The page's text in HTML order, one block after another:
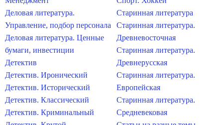
Деловая литература.
Управление, подбор персонала
Деловая литература. Ценные
бумаги, инвестиции
Детектив
Детектив. Иронический
Детектив. Исторический
Детектив. Классический
Детектив. Криминальный
Старинная литература
Старинная литература.
Древневосточная
Старинная литература.
Древнерусская
Старинная литература.
Европейская
Старинная литература.
Средневековая